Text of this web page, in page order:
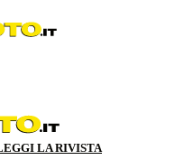
LA RIVISTA